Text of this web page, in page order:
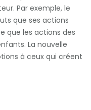
Par exemple, le
que ses actions
que les actions des
La nouvelle
à ceux qui créent